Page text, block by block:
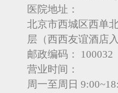
医院地址：
北京市西城区西单
层（西西友谊酒店入
邮政编码：
100032
营业时间：
周一至周日